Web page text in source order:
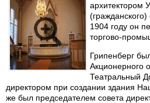
архитектором
(гражданского)
1904 году он
торгово-
Грипенберг
Акционерного
Театральный
директором при создании здания
же был председателем совета